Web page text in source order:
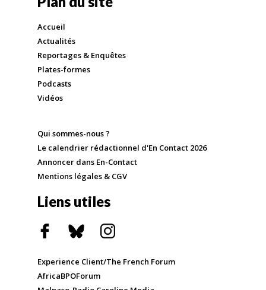
Accueil
Actualités
Reportages & Enquêtes
Plates-formes
Podcasts
Vidéos
Qui sommes-nous ?
Le calendrier rédactionnel d'En Contact 2026
Annoncer dans En-Contact
Mentions légales & CGV
Liens utiles
Experience Client/The French Forum
AfricaBPOForum